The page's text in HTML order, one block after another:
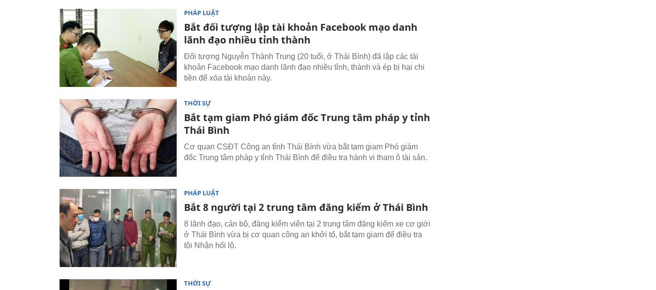
PHÁP LUẬT
Bắt đối tượng lập tài khoản Facebook mạo danh
lãnh đạo nhiều tỉnh thành
Đối tượng Nguyễn Thành Trung (20 tuổi, ở Thái Bình) đã lập các tài
khoản Facebook mạo danh lãnh đạo nhiều tỉnh, thành và ép bị hại chi
tiền để xóa tài khoản này.
THỜI SỰ
Bắt tạm giam Phó giám đốc Trung tâm pháp y tỉnh
Thái Bình
Cơ quan CSĐT Công an tỉnh Thái Bình vừa bắt tạm giam Phó giám
đốc Trung tâm pháp y tỉnh Thái Bình để điều tra hành vi tham ô tài sản.
PHÁP LUẬT
Bắt 8 người tại 2 trung tâm đăng kiểm ở Thái Bình
8 lãnh đạo, cán bộ, đăng kiểm viên tại 2 trung tâm đăng kiểm xe cơ giới
ở Thái Bình vừa bị cơ quan công an khởi tố, bắt tạm giam để điều tra
tội Nhận hối lộ.
THỜI SỰ